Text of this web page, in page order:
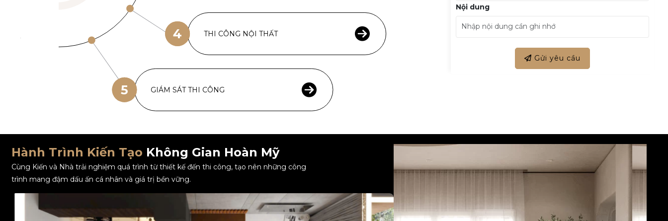
4 THI CÔNG NỘI THẤT
5 GIÁM SÁT THI CÔNG
Nội dung
Gửi yêu cầu
Hành Trình Kiến Tạo Không Gian Hoàn Mỹ
Cùng Kiến và Nhà trải nghiệm quá trình từ thiết kế đến thi công, tạo nên những công
trình mang đậm dấu ấn cá nhân và giá trị bền vững.